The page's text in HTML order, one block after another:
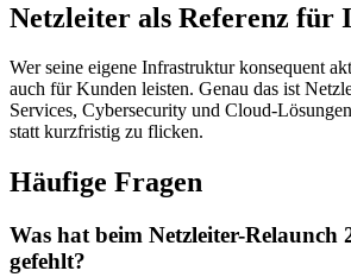
Netzleiter als Referenz für
Wer seine eigene Infrastruktur konsequent
auch für Kunden leisten. Genau das ist
Services, Cybersecurity und Cloud-
statt kurzfristig zu flicken.
Häufige Fragen
Was hat beim Netzleiter-Relaunch
gefehlt?